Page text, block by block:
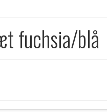
fuchsia/blå